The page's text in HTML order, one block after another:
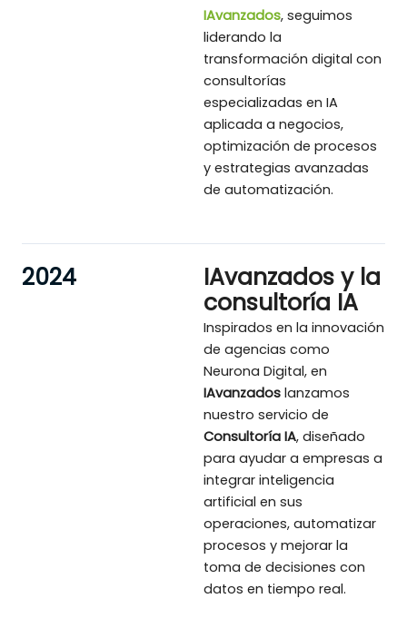
IAvanzados, seguimos
liderando la
transformación digital con
consultorías
especializadas en IA
aplicada a negocios,
optimización de procesos
y estrategias avanzadas
de automatización.
2024
IAvanzados y la
consultoría IA
Inspirados en la innovación
de agencias como
Neurona Digital, en
IAvanzados lanzamos
nuestro servicio de
Consultoría IA, diseñado
para ayudar a empresas a
integrar inteligencia
artificial en sus
operaciones, automatizar
procesos y mejorar la
toma de decisiones con
datos en tiempo real.